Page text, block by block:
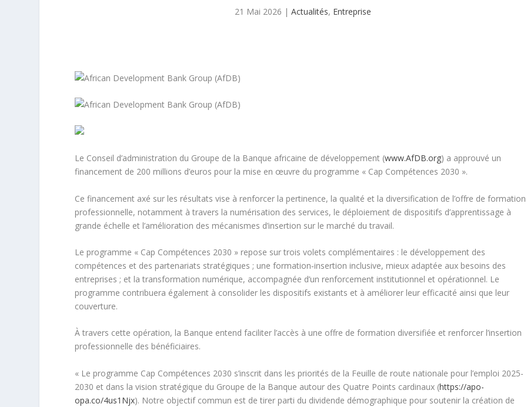
21 Mai 2026 | Actualités, Entreprise
Le Conseil d’administration du Groupe de la Banque africaine de développement (www.AfDB.org) a approuvé un
financement de 200 millions d’euros pour la mise en œuvre du programme « Cap Compétences 2030 ».
Ce financement axé sur les résultats vise à renforcer la pertinence, la qualité et la diversification de l’offre de formation
professionnelle, notamment à travers la numérisation des services, le déploiement de dispositifs d’apprentissage à
grande échelle et l’amélioration des mécanismes d’insertion sur le marché du travail.
Le programme « Cap Compétences 2030 » repose sur trois volets complémentaires : le développement des
compétences et des partenariats stratégiques ; une formation‑insertion inclusive, mieux adaptée aux besoins des
entreprises ; et la transformation numérique, accompagnée d’un renforcement institutionnel et opérationnel. Le
programme contribuera également à consolider les dispositifs existants et à améliorer leur efficacité ainsi que leur
couverture.
À travers cette opération, la Banque entend faciliter l’accès à une offre de formation diversifiée et renforcer l’insertion
professionnelle des bénéficiaires.
« Le programme Cap Compétences 2030 s’inscrit dans les priorités de la Feuille de route nationale pour l’emploi 2025-
2030 et dans la vision stratégique du Groupe de la Banque autour des Quatre Points cardinaux (https://apo-
opa.co/4us1Njx). Notre objectif commun est de tirer parti du dividende démographique pour soutenir la création de